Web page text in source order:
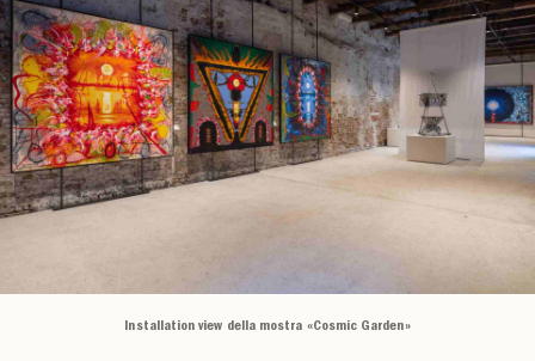
Installation view della mostra «Cosmic Garden»